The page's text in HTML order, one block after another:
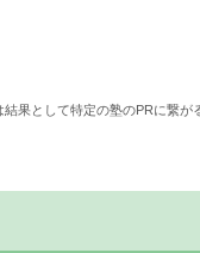
結果として特定の塾のPRに繋